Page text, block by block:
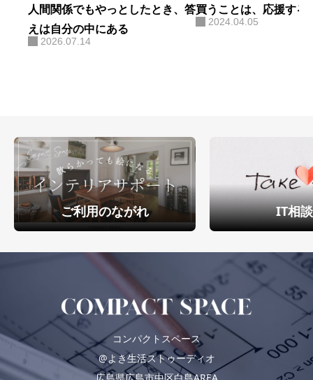
人間関係でもやっとしたとき、答
えは自分の中にある
2026.07.14
買うことは、応援する
2024.04.05
ご利用のながれ IT相
コンパクトスペース
@よき生活ストゥーディオ